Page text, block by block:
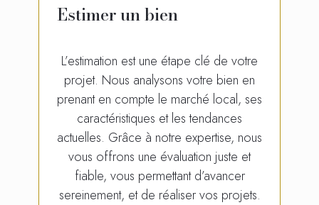
Estimer un bien
L’estimation est une étape clé de votre
projet. Nous analysons votre bien en
prenant en compte le marché local, ses
caractéristiques et les tendances
actuelles. Grâce à notre expertise, nous
vous offrons une évaluation juste et
fiable, vous permettant d’avancer
sereinement, et de réaliser vos projets.